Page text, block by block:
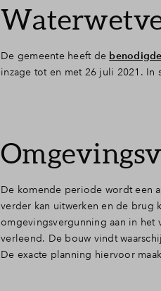
De gemeente heeft de
inzage tot en met 26 juli 2021.
De komende periode wordt een
verder kan uitwerken en de brug
omgevingsvergunning aan in het
verleend. De bouw vindt
De exacte planning hiervoor